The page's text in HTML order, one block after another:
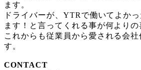
ます。
ドライバーが、YTRで働いてよか
ます！と言ってくれる事が何よりの
これからも従業員から愛される会
す。
CONTACT